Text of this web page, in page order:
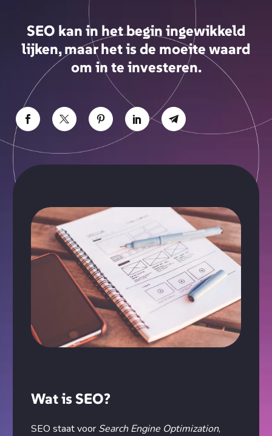
SEO kan in het begin ingewikkeld
lijken, maar het is de moeite waard
om in te investeren.
Wat is SEO?
SEO staat voor Search Engine Optimization,